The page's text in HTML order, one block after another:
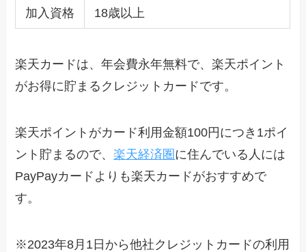
加入資格 18歳以上
楽天カードは、年会費永年無料で、楽天ポイント
がお得に貯まるクレジットカードです。
楽天ポイントがカード利用金額100円につき1ポイ
ント貯まるので、楽天経済圏に住んでいる人には
PayPayカードよりも楽天カードがおすすめで
す。
※2023年8月1日から他社クレジットカードの利用